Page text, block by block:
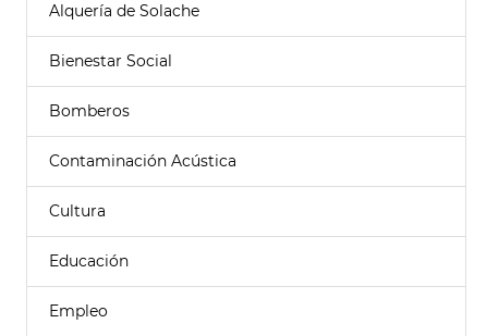
Alquería de Solache
Bienestar Social
Bomberos
Contaminación Acústica
Cultura
Educación
Empleo